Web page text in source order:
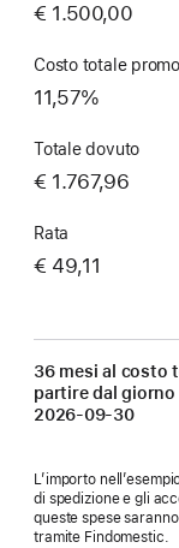
€ 1.500,00
Costo totale
11,57%
Totale dovuto
€ 1.767,96
Rata
€ 49,11
36 mesi al costo
partire dal giorno
2026-09-30
L’importo
di spedizione e gli
queste spese
tramite Findomestic.